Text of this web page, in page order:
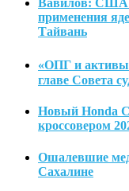
применения
Тайвань
«ОПГ и активы
главе Совета
Новый Honda
кроссовером
Ошалевшие
Сахалине